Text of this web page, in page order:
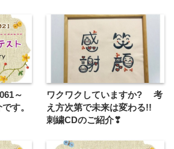
～
す。
ワクワクしていますか? 考
え方次第で未来は変わる!!
刺繍CDのご紹介❣